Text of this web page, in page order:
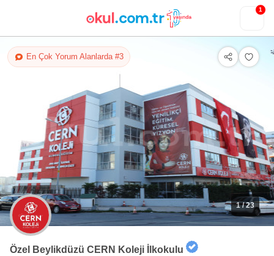
1
En Çok Yorum Alanlarda #3
1/ 23
Özel Beylikdüzü CERN Koleji İlkokulu